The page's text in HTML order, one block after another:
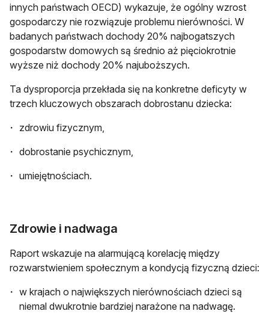
innych państwach OECD) wykazuje, że ogólny wzrost
gospodarczy nie rozwiązuje problemu nierówności. W
badanych państwach dochody 20% najbogatszych
gospodarstw domowych są średnio aż pięciokrotnie
wyższe niż dochody 20% najuboższych.
Ta dysproporcja przekłada się na konkretne deficyty w
trzech kluczowych obszarach dobrostanu dziecka:
zdrowiu fizycznym,
dobrostanie psychicznym,
umiejętnościach.
Zdrowie i nadwaga
Raport wskazuje na alarmującą korelację między
rozwarstwieniem społecznym a kondycją fizyczną dzieci:
w krajach o największych nierównościach dzieci są
niemal dwukrotnie bardziej narażone na nadwagę.